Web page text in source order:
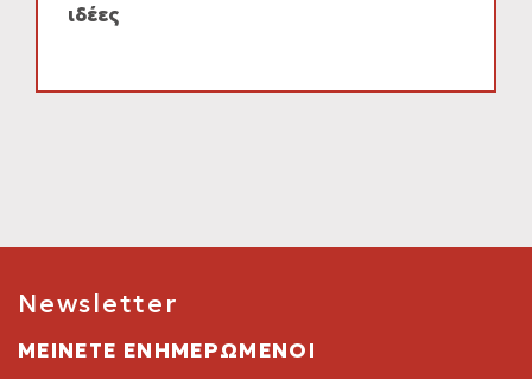
ιδέες
Newsletter
ΜΕΙΝΕΤΕ ΕΝΗΜΕΡΩΜΕΝΟΙ